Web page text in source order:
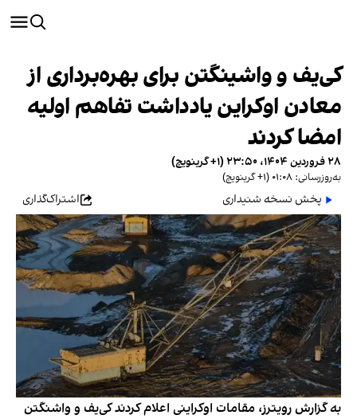
کی‌یف و واشینگتن برای بهره‌برداری از
معادن اوکراین یادداشت تفاهم اولیه
امضا کردند
۲۸ فروردین ۱۴۰۴، ۲۳:۵۰ (‎+۱ گرینویچ)
به‌روزرسانی: ۰۱:۰۸ (‎+۱ گرینویچ)
پخش نسخه شنیداری اشتراک‌گذاری
به گزارش رویترز، مقامات اوکراینی اعلام کردند کی‌یف و واشنگتن